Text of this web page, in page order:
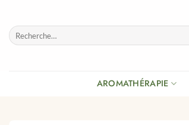
contenu
Recherche
pour :
AROMATHÉRAPIE